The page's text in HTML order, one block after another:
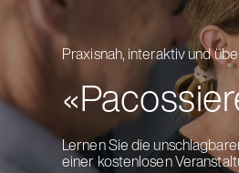
Praxisnah, interaktiv und
«
Lernen Sie die
einer kostenlosen